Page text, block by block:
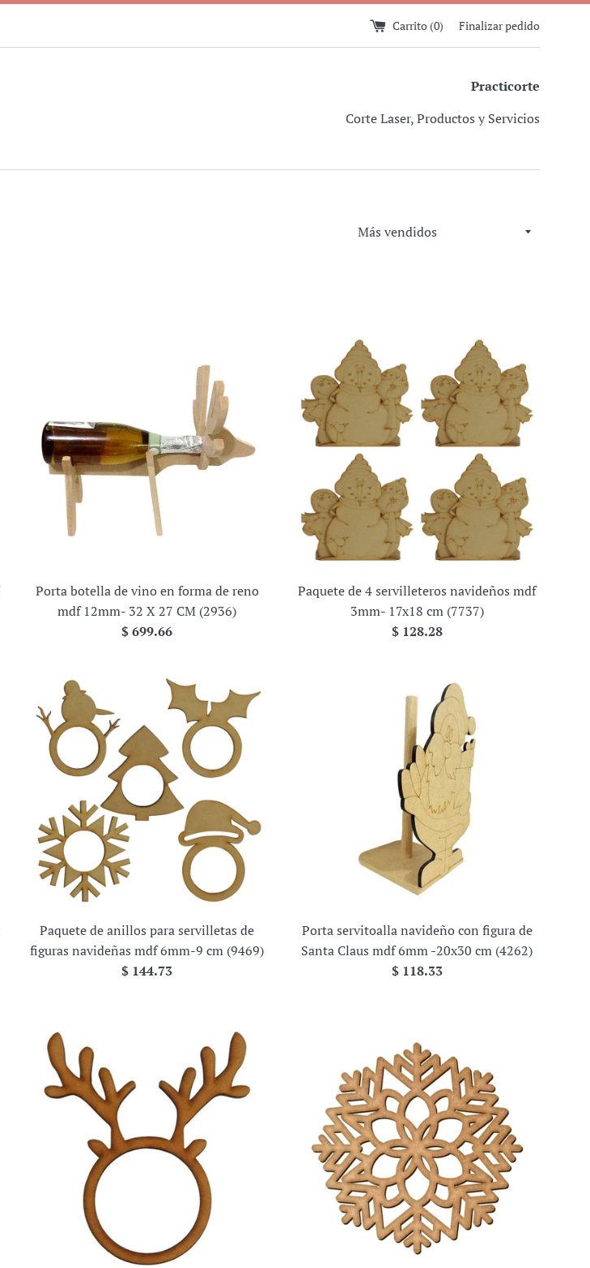
Carrito (0) Finalizar pedido
Practicorte
Corte Laser, Productos y Servicios
Ordenar
Porta botella de vino en forma de reno
mdf 12mm- 32 X 27 CM (2936)
Precio
$ 699.66
Paquete de 4 servilleteros navideños mdf
3mm- 17x18 cm (7737)
Precio
$ 128.28
Paquete de anillos para servilletas de
figuras navideñas mdf 6mm-9 cm (9469)
Precio
$ 144.73
Porta servitoalla navideño con figura de
Santa Claus mdf 6mm -20x30 cm (4262)
Precio
$ 118.33